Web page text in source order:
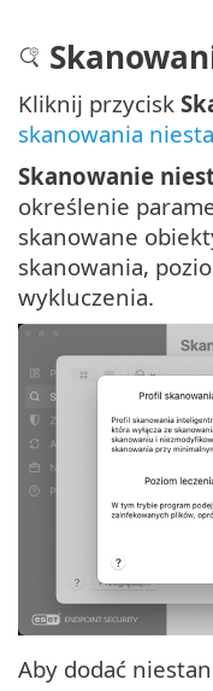
Kliknij przycisk
skanowania
Skanowanie
określenie
skanowane
skanowania,
wykluczenia.
Aby dodać